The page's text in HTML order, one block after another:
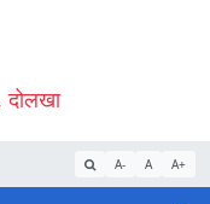
दोलखा
A- A A+